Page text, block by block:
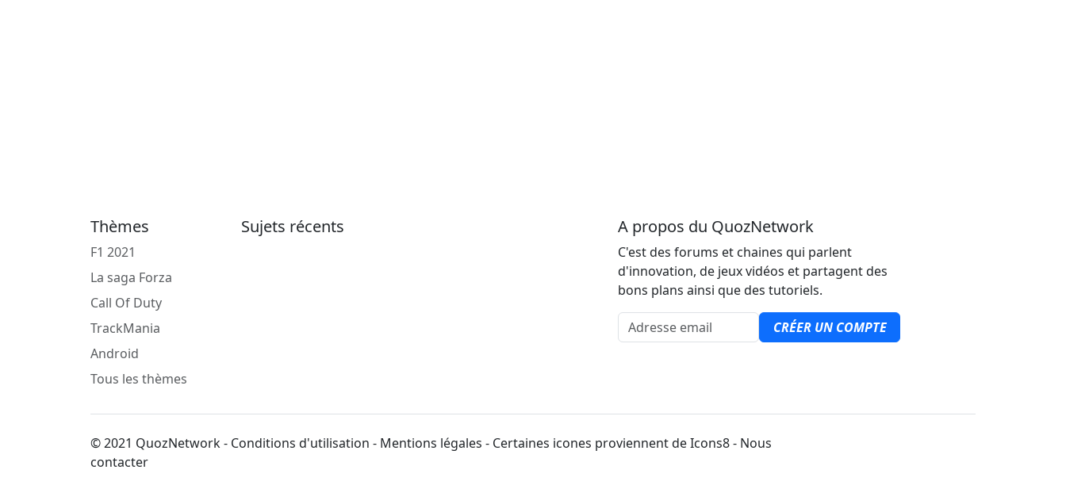
Thèmes
F1 2021
La saga Forza
Call Of Duty
TrackMania
Android
Tous les thèmes
Sujets récents A propos du QuozNetwork
C'est des forums et chaines qui parlent
d'innovation, de jeux vidéos et partagent des
bons plans ainsi que des tutoriels.
Adresse email
CRÉER UN COMPTE
© 2021 QuozNetwork - Conditions d'utilisation - Mentions légales - Certaines icones proviennent de Icons8 - Nous
contacter